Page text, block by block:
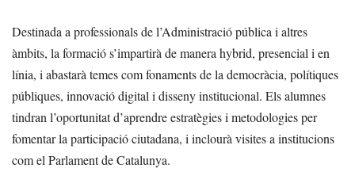
Destinada a professionals de l’Administració pública i altres
àmbits, la formació s’impartirà de manera hybrid, presencial i en
línia, i abastarà temes com fonaments de la democràcia, polítiques
públiques, innovació digital i disseny institucional. Els alumnes
tindran l’oportunitat d’aprendre estratègies i metodologies per
fomentar la participació ciutadana, i inclourà visites a institucions
com el Parlament de Catalunya.